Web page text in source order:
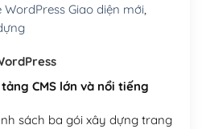
năm)
(+950,000₫)
WordPress Giao diện mới,
CMS lớn và nổi tiếng
sách ba gói xây dựng trang